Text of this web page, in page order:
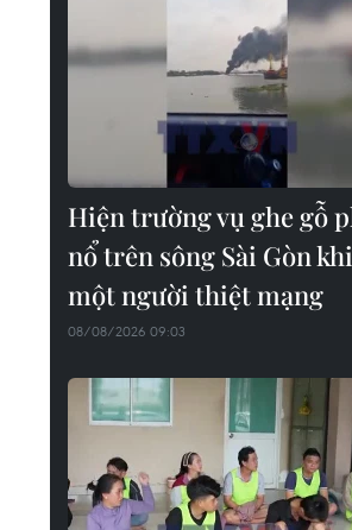
Hiện trường vụ ghe gỗ
nổ trên sông Sài Gòn
một người thiệt mạng
08/08/2026 09:03